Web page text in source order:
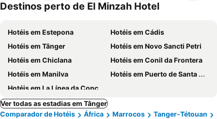
Destinos perto de El Minzah Hotel
Hotéis em Estepona
Hotéis em Cádis
Hotéis em Tânger
Hotéis em Novo Sancti Petri
Hotéis em Chiclana
Hotéis em Conil da Frontera
Hotéis em Manilva
Hotéis em Puerto de Santa María
Hotéis em La Línea da Concepción
Ver todas as estadias em Tânger
Comparador de Hotéis
África Marrocos
Tanger-Tétouan